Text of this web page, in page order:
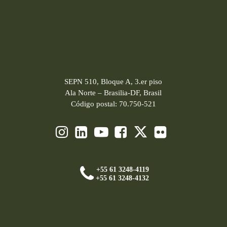
SEPN 510, Bloque A, 3.er piso
Ala Norte – Brasilia-DF, Brasil
Código postal: 70.750-521
+55 61 3248-4119
+55 61 3248-4132